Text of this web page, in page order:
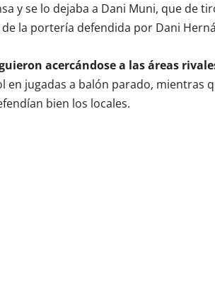
y se lo dejaba a Dani Muni, que de
la portería defendida por Dani
acercándose a las áreas
en jugadas a balón parado, mientras
bien los locales.